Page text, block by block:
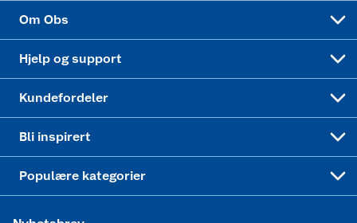
Om Obs
Hjelp og support
Kundefordeler
Bli inspirert
Populære kategorier